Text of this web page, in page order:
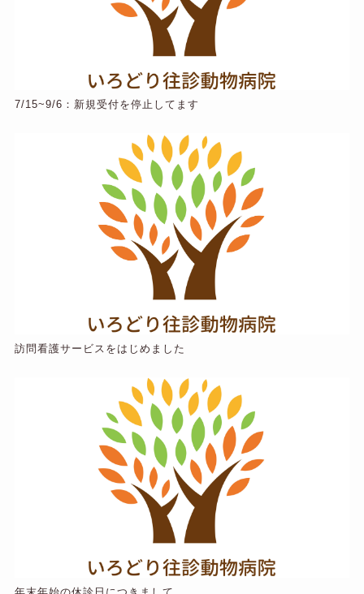
7/15~9/6：新規受付を停止してます
訪問看護サービスをはじめました